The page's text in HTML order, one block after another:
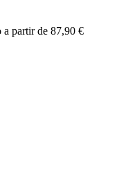
a partir de 87,90 €